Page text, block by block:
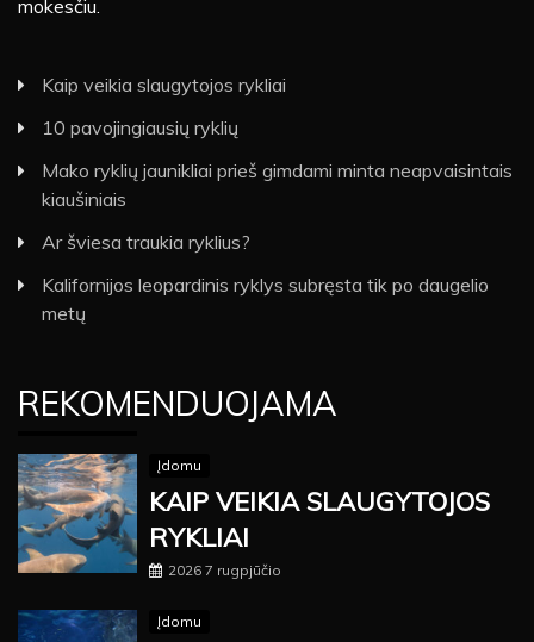
mokesčiu.
Kaip veikia slaugytojos rykliai
10 pavojingiausių ryklių
Mako ryklių jaunikliai prieš gimdami minta neapvaisintais
kiaušiniais
Ar šviesa traukia ryklius?
Kalifornijos leopardinis ryklys subręsta tik po daugelio
metų
REKOMENDUOJAMA
Įdomu
KAIP VEIKIA SLAUGYTOJOS
RYKLIAI
2026 7 rugpjūčio
Įdomu